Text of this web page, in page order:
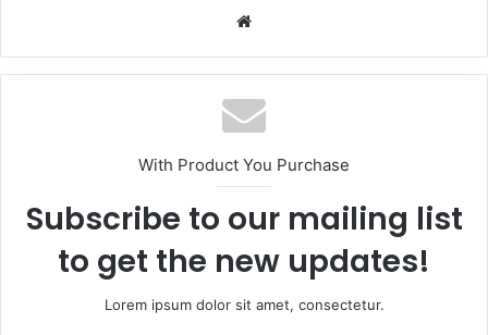
Website
With Product You Purchase
Subscribe to our mailing list
to get the new updates!
Lorem ipsum dolor sit amet, consectetur.